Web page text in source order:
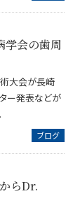
学会の歯周
大会が長崎
ー発表などが
ブログ
らDr.